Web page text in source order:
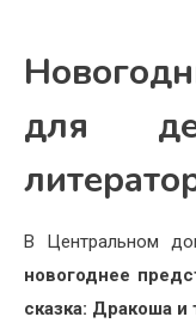
для
В Центральном
новогоднее
сказка: Дракоша и